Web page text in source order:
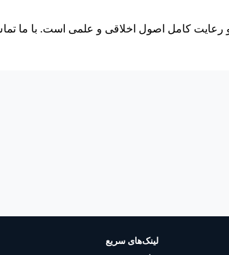
کامل اصول اخلاقی و علمی است. با ما تماس
لینک‌های سریع